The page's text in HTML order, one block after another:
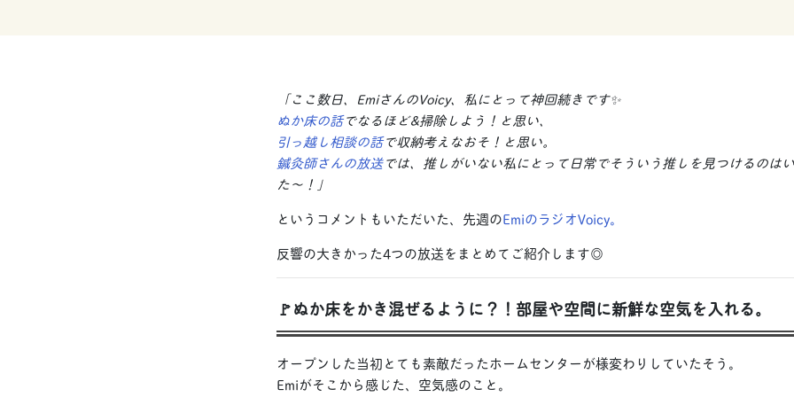
「ここ数日、EmiさんのVoicy、私にとって神回続きです✨
ぬか床の話でなるほど&掃除しよう！と思い、
引っ越し相談の話で収納考えなおそ！と思い。
鍼灸師さんの放送では、推しがいない私にとって日常でそういう推しを見つけるのは
た〜！」
というコメントもいただいた、先週のEmiのラジオVoicy。
反響の大きかった4つの放送をまとめてご紹介します◎
🚩ぬか床をかき混ぜるように？！部屋や空間に新鮮な空気を入れる。
オープンした当初とても素敵だったホームセンターが様変わりしていたそう。
Emiがそこから感じた、空気感のこと。